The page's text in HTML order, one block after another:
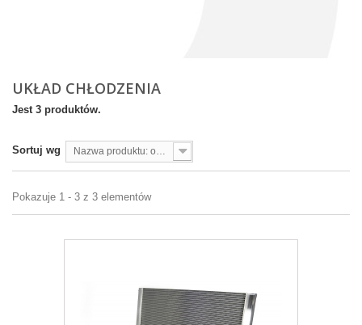
UKŁAD CHŁODZENIA
Jest 3 produktów.
Sortuj wg Nazwa produktu: od A do Z
Pokazuje 1 - 3 z 3 elementów